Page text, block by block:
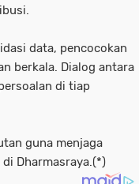
data, pencocokan
berkala. Dialog antara
di tiap
guna menjaga
Dharmasraya.(*)